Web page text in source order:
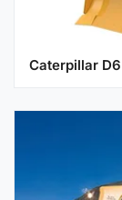
Caterpillar